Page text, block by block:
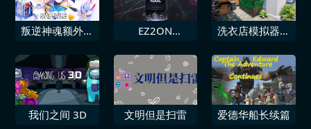
叛逆神魂额外高
EZ2ON
TANOC音乐包
Vol2
洗衣店模拟器洗
我们之间 3D 文明但是扫雷 爱德华船长续篇